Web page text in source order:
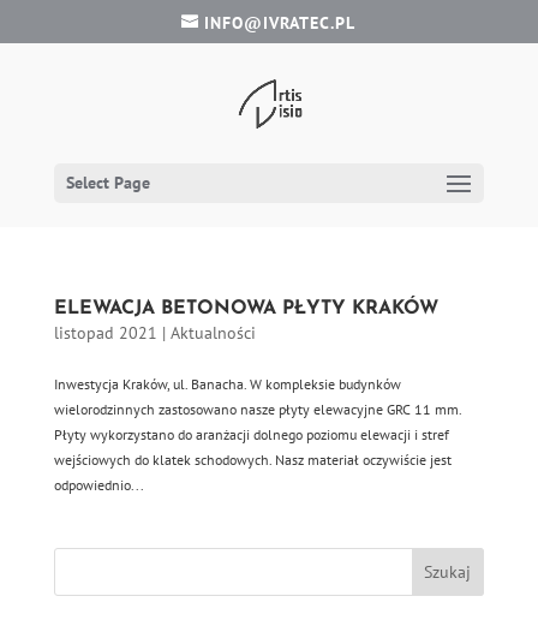
INFO@IVRATEC.PL
Select Page
ELEWACJA BETONOWA PŁYTY KRAKÓW
listopad 2021 | Aktualności
Inwestycja Kraków, ul. Banacha. W kompleksie budynków
wielorodzinnych zastosowano nasze płyty elewacyjne GRC 11 mm.
Płyty wykorzystano do aranżacji dolnego poziomu elewacji i stref
wejściowych do klatek schodowych. Nasz materiał oczywiście jest
odpowiednio...